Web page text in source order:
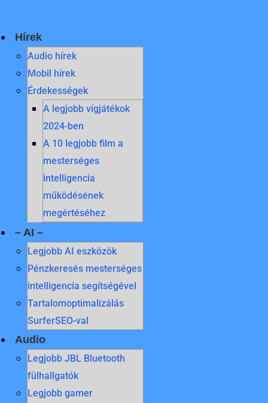
content
Hírek
Audio hírek
Mobil hírek
Érdekességek
A legjobb vígjátékok
2024-ben
A 10 legjobb film a
mesterséges
intelligencia
működésének
megértéséhez
– AI –
Legjobb AI eszközök
Pénzkeresés mesterséges
intelligencia segítségével
Tartalomoptimalizálás
SurferSEO-val
Audio
Legjobb JBL Bluetooth
fülhallgatók
Legjobb gamer